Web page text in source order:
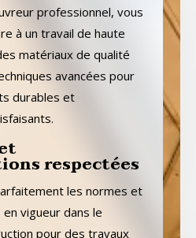
professionnel, vous
à un travail de haute
matériaux de qualité
avancées pour
durables et
respectées
les normes et
vigueur dans le
pour des travaux